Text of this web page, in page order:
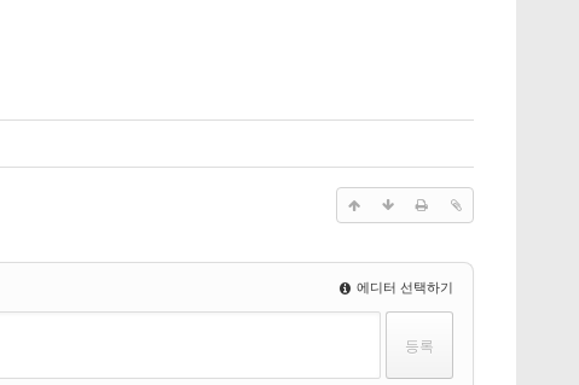
에디터 선택하기